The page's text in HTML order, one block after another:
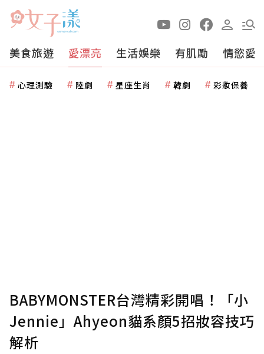
美食旅遊 愛漂亮 生活娛樂 有肌勵 情慾愛
心理測驗 陸劇 星座生肖 韓劇 彩妝保養
BABYMONSTER台灣精彩開唱！「小
Jennie」Ahyeon貓系顏5招妝容技巧
解析